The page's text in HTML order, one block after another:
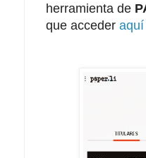
herramienta de
que acceder